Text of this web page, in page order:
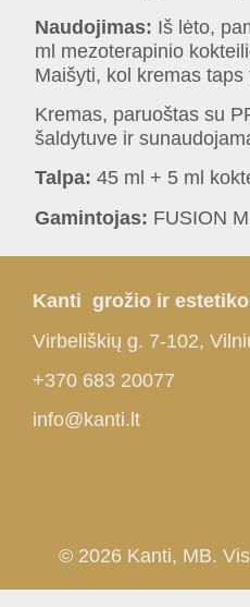
Naudojimas: Iš lėto,
ml mezoterapinio
Maišyti, kol kremas
Kremas, paruoštas su
šaldytuve ir
Talpa: 45 ml + 5 ml
Gamintojas: FUSION
Kanti grožio ir
Virbeliškių g. 7-102,
+370 683 20077
info@kanti.lt
© 2026 Kanti, MB.